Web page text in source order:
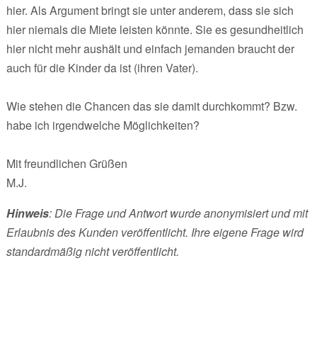
hier. Als Argument bringt sie unter anderem, dass sie sich
hier niemals die Miete leisten könnte. Sie es gesundheitlich
hier nicht mehr aushält und einfach jemanden braucht der
auch für die Kinder da ist (ihren Vater).
Wie stehen die Chancen das sie damit durchkommt? Bzw.
habe ich irgendwelche Möglichkeiten?
Mit freundlichen Grüßen
M.J.
Hinweis: Die Frage und Antwort wurde anonymisiert und mit
Erlaubnis des Kunden veröffentlicht. Ihre eigene Frage wird
standardmäßig nicht veröffentlicht.